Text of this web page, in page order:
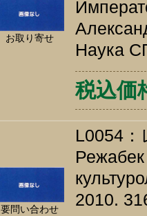
お取り寄せ
Наука
税込価
要問い合わせ
L0054
2010.